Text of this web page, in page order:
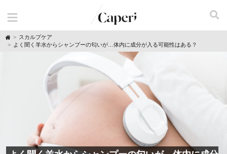
H
o
スカルプケア
よく聞く羊水からシャンプーの匂いが…体内に成分が入る可能性はある？